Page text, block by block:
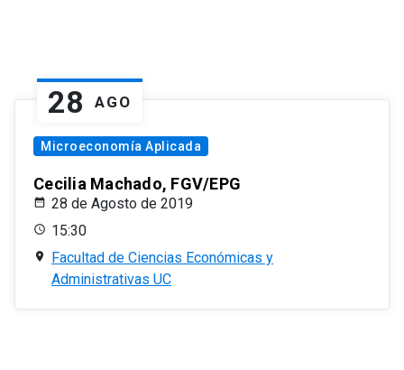
28 AGO
Microeconomía Aplicada
Cecilia Machado, FGV/EPG
28 de Agosto de 2019
15:30
Facultad de Ciencias Económicas y
Administrativas UC